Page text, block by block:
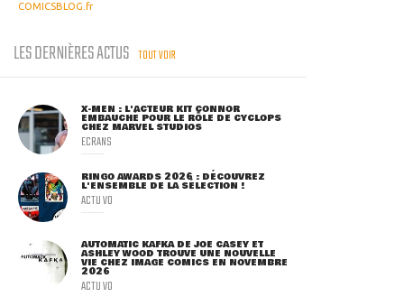
COMICSBLOG.fr
LES DERNIÈRES ACTUS TOUT VOIR
X-MEN : L'ACTEUR KIT CONNOR
EMBAUCHÉ POUR LE RÔLE DE CYCLOPS
CHEZ MARVEL STUDIOS
ECRANS
RINGO AWARDS 2026 : DÉCOUVREZ
L'ENSEMBLE DE LA SÉLECTION !
ACTU VO
AUTOMATIC KAFKA DE JOE CASEY ET
ASHLEY WOOD TROUVE UNE NOUVELLE
VIE CHEZ IMAGE COMICS EN NOVEMBRE
2026
ACTU VO